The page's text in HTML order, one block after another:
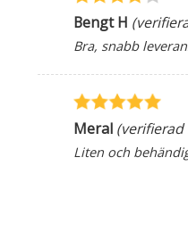
Bengt H
Bra, snabb
Meral
Liten och